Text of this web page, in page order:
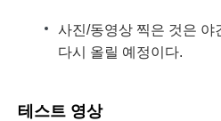
사진/동영상 찍은 것은 야
다시 올릴 예정이다.
테스트 영상